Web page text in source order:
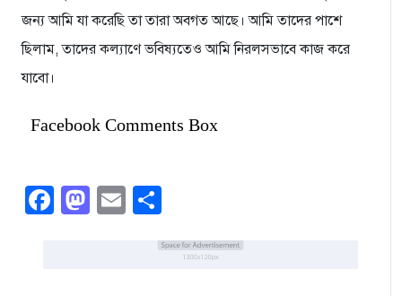
জন্য আমি যা করেছি তা তারা অবগত আছে। আমি তাদের পাশে
ছিলাম, তাদের কল্যাণে ভবিষ্যতেও আমি নিরলসভাবে কাজ করে
যাবো।
Facebook Comments Box
Facebook
Mastodon
Email